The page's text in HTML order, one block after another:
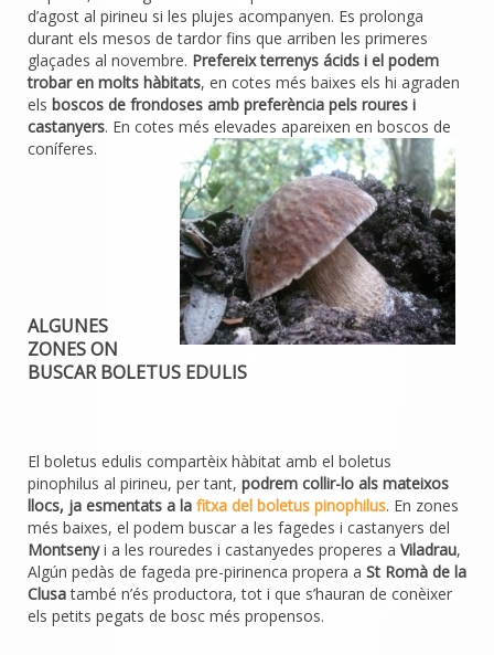
d’agost al pirineu si les plujes acompanyen. Es prolonga
durant els mesos de tardor fins que arriben les primeres
glaçades al novembre. Prefereix terrenys ácids i el podem
trobar en molts hàbitats, en cotes més baixes els hi agraden
els boscos de frondoses amb preferència pels roures i
castanyers. En cotes més elevades apareixen en boscos de
coníferes.
ALGUNES
ZONES ON
BUSCAR BOLETUS EDULIS
El boletus edulis compartèix hàbitat amb el boletus
pinophilus al pirineu, per tant, podrem collir-lo als mateixos
llocs, ja esmentats a la fitxa del boletus pinophilus. En zones
més baixes, el podem buscar a les fagedes i castanyers del
Montsenyi a les rouredes i castanyedes properes a Viladrau,
Algún pedàs de fageda pre-pirinenca propera a St Romà de la
Clusatambé n’és productora, tot i que s’hauran de conèixer
els petits pegats de bosc més propensos.